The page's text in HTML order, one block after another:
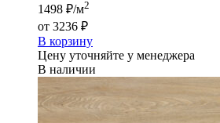
1498 ₽/м2
от 3236 ₽
В корзину
Цену уточняйте у менеджера
В наличии